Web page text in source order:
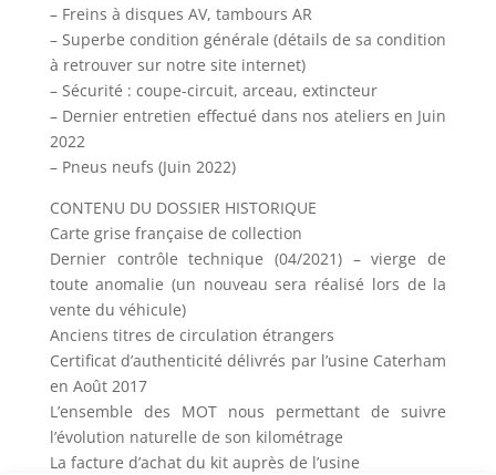
– Freins à disques AV, tambours AR
– Superbe condition générale (détails de sa condition
à retrouver sur notre site internet)
– Sécurité : coupe-circuit, arceau, extincteur
– Dernier entretien effectué dans nos ateliers en Juin
2022
– Pneus neufs (Juin 2022)
CONTENU DU DOSSIER HISTORIQUE
Carte grise française de collection
Dernier contrôle technique (04/2021) – vierge de
toute anomalie (un nouveau sera réalisé lors de la
vente du véhicule)
Anciens titres de circulation étrangers
Certificat d’authenticité délivrés par l’usine Caterham
en Août 2017
L’ensemble des MOT nous permettant de suivre
l’évolution naturelle de son kilométrage
La facture d’achat du kit auprès de l’usine